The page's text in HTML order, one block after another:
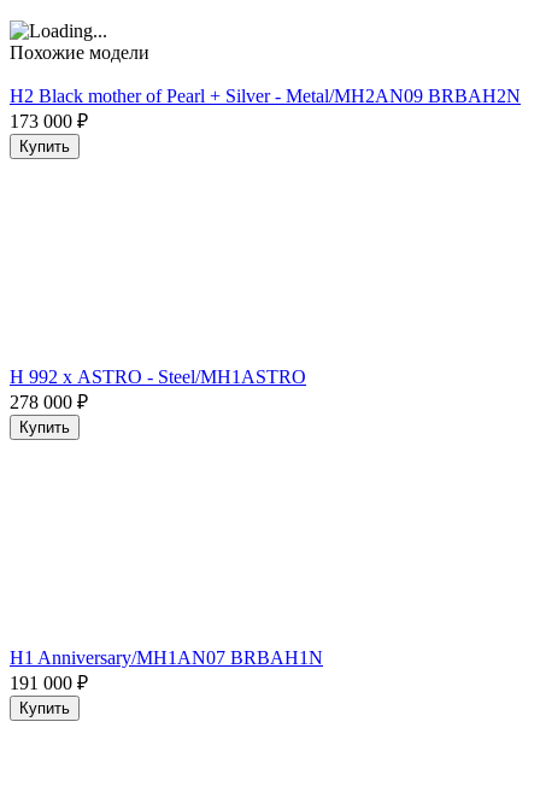
Похожие модели
H2 Black mother of Pearl + Silver - Metal/MH2AN09 BRBAH2N
173 000 ₽
Купить
H 992 х ASTRO - Steel/MH1ASTRO
278 000 ₽
Купить
H1 Anniversary/MH1AN07 BRBAH1N
191 000 ₽
Купить